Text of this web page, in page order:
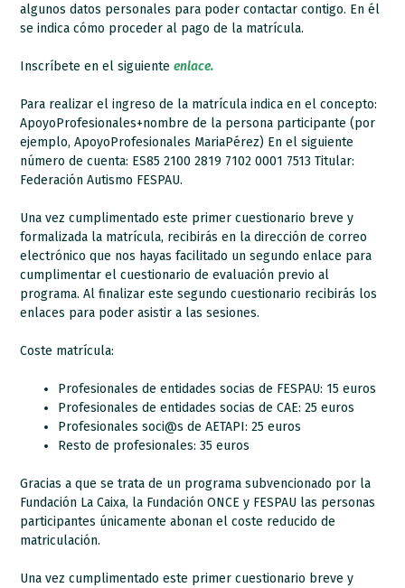
algunos datos personales para poder contactar contigo. En él
se indica cómo proceder al pago de la matrícula.
Inscríbete en el siguienteenlace.
Para realizar el ingreso de la matrícula indica en el concepto:
ApoyoProfesionales+nombre de la persona participante (por
ejemplo, ApoyoProfesionales MariaPérez) En el siguiente
número de cuenta: ES85 2100 2819 7102 0001 7513 Titular:
Federación Autismo FESPAU.
Una vez cumplimentado este primer cuestionario breve y
formalizada la matrícula, recibirás en la dirección de correo
electrónico que nos hayas facilitado un segundo enlace para
cumplimentar el cuestionario de evaluación previo al
programa. Al finalizar este segundo cuestionario recibirás los
enlaces para poder asistir a las sesiones.
Coste matrícula:
Profesionales de entidades socias de FESPAU: 15 euros
Profesionales de entidades socias de CAE: 25 euros
Profesionales soci@s de AETAPI: 25 euros
Resto de profesionales: 35 euros
Gracias a que se trata de un programa subvencionado por la
Fundación La Caixa, la Fundación ONCE y FESPAU las personas
participantes únicamente abonan el coste reducido de
matriculación.
Una vez cumplimentado este primer cuestionario breve y